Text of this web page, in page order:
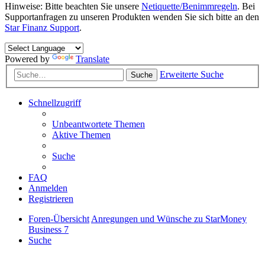
Hinweise: Bitte beachten Sie unsere Netiquette/Benimmregeln. Bei
Supportanfragen zu unseren Produkten wenden Sie sich bitte an den
Star Finanz Support.
Powered by Translate
Suche Erweiterte Suche
Schnellzugriff
Unbeantwortete Themen
Aktive Themen
Suche
FAQ
Anmelden
Registrieren
Foren-ÜbersichtAnregungen und Wünsche zu StarMoney
Business 7
Suche